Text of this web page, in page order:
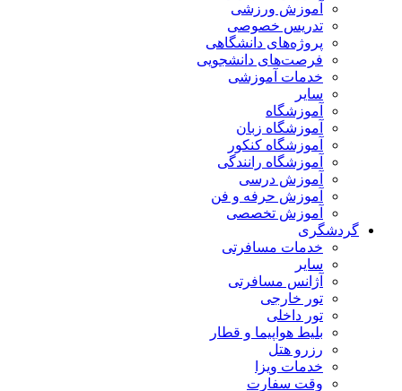
آموزش ورزشی
تدریس خصوصی
پروژه‌های دانشگاهی
فرصت‌های دانشجویی
خدمات آموزشی
سایر
آموزشگاه
آموزشگاه زبان
آموزشگاه کنکور
آموزشگاه رانندگی
آموزش درسی
آموزش حرفه و فن
آموزش تخصصی
گردشگری
خدمات مسافرتی
سایر
آژانس مسافرتی
تور خارجی
تور داخلی
بلیط هواپیما و قطار
رزرو هتل
خدمات ویزا
وقت سفارت